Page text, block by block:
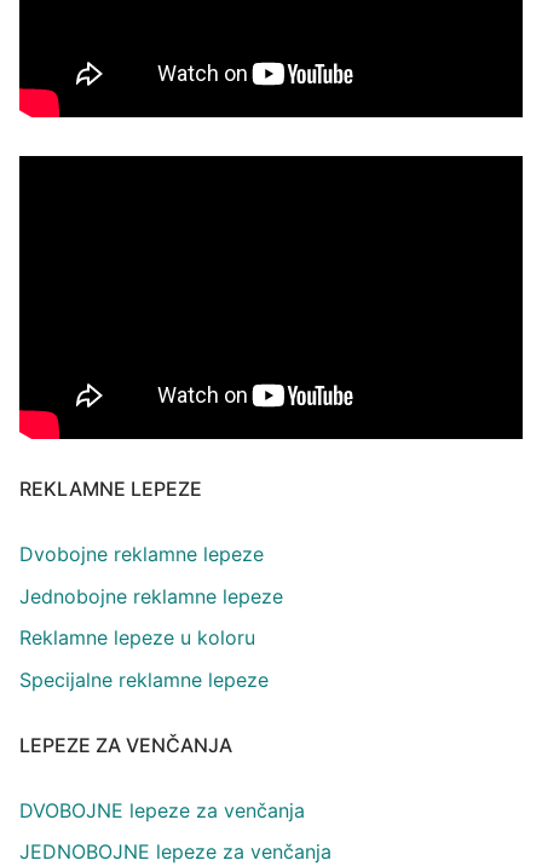
REKLAMNE LEPEZE
Dvobojne reklamne lepeze
Jednobojne reklamne lepeze
Reklamne lepeze u koloru
Specijalne reklamne lepeze
LEPEZE ZA VENČANJA
DVOBOJNE lepeze za venčanja
JEDNOBOJNE lepeze za venčanja